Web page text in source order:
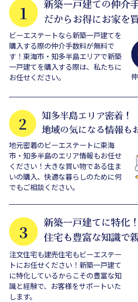
ビーエステートなら新築一戸建てを
購入する際の仲介手数料が無料で
す！東海市・知多半島エリアで新築
一戸建てを購入する際は、私たちに
お任せください。
地元密着のビーエステートに東海
市・知多半島のエリア情報もお任せ
ください！大きな買い物である住ま
いの購入、快適な暮らしのために何
でもご相談ください。
注文住宅も建売住宅もビーエステー
トにお任せください！新築一戸建て
に特化しているからこその豊富な知
識と経験で、お客様をサポートいた
します。